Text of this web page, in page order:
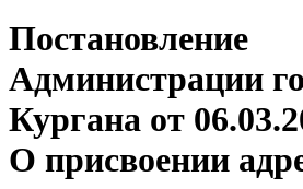
Постановление
Администрации
Кургана от
О присвоении